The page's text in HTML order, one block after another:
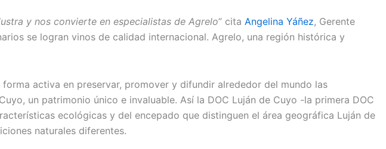
y nos convierte en especialistas de Agrelo” cita Angelina Yáñez, Gerente
se logran vinos de calidad internacional. Agrelo, una región histórica y
activa en preservar, promover y difundir alrededor del mundo las
un patrimonio único e invaluable. Así la DOC Luján de Cuyo -la primera DOC
ecológicas y del encepado que distinguen el área geográfica Luján de
naturales diferentes.